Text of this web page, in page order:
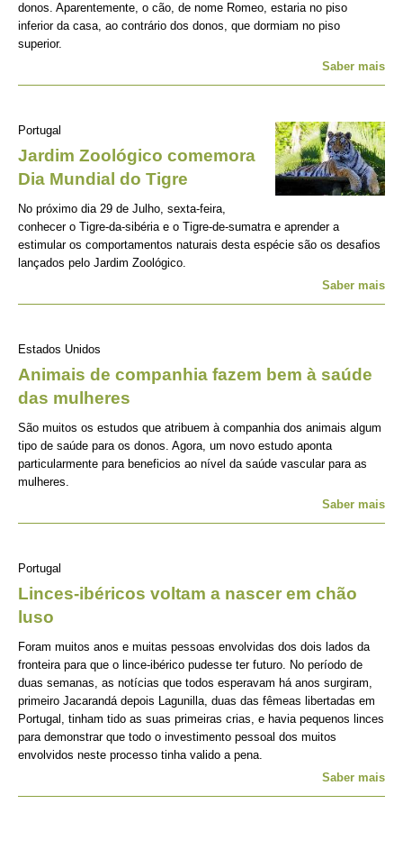
donos. Aparentemente, o cão, de nome Romeo, estaria no piso
inferior da casa, ao contrário dos donos, que dormiam no piso
superior.
Saber mais
Portugal
Jardim Zoológico comemora
Dia Mundial do Tigre
No próximo dia 29 de Julho, sexta-feira,
conhecer o Tigre-da-sibéria e o Tigre-de-sumatra e aprender a
estimular os comportamentos naturais desta espécie são os desafios
lançados pelo Jardim Zoológico.
Saber mais
Estados Unidos
Animais de companhia fazem bem à saúde
das mulheres
São muitos os estudos que atribuem à companhia dos animais algum
tipo de saúde para os donos. Agora, um novo estudo aponta
particularmente para beneficios ao nível da saúde vascular para as
mulheres.
Saber mais
Portugal
Linces-ibéricos voltam a nascer em chão
luso
Foram muitos anos e muitas pessoas envolvidas dos dois lados da
fronteira para que o lince-ibérico pudesse ter futuro. No período de
duas semanas, as notícias que todos esperavam há anos surgiram,
primeiro Jacarandá depois Lagunilla, duas das fêmeas libertadas em
Portugal, tinham tido as suas primeiras crias, e havia pequenos linces
para demonstrar que todo o investimento pessoal dos muitos
envolvidos neste processo tinha valido a pena.
Saber mais